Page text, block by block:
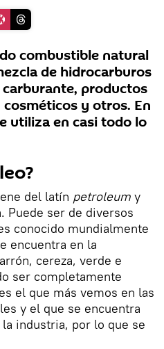
combustible natural
de hidrocarburos
productos
y otros. En
utiliza en casi todo lo
del latín petroleum y
Puede ser de diversos
conocido mundialmente
encuentra en la
cereza, verde e
ser completamente
el que más vemos en las
y el que se encuentra
industria, por lo que se